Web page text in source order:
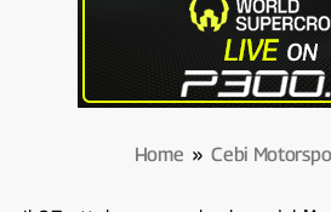
Home »Cebi